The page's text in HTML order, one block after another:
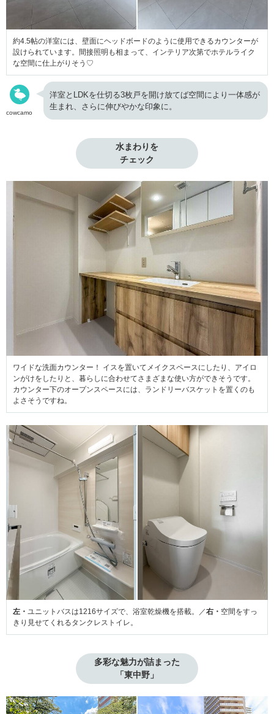
約4.5帖の洋室には、壁面にヘッドボードのように使用できるカウンターが
設けられています。間接照明も相まって、インテリア次第でホテルライク
な空間に仕上がりそう♡
cowcamo
洋室とLDKを仕切る3枚戸を開け放てば空間により一体感が
生まれ、さらに伸びやかな印象に。
水まわりを
チェック
ワイドな洗面カウンター！ イスを置いてメイクスペースにしたり、アイロ
ンがけをしたりと、暮らしに合わせてさまざまな使い方ができそうです。
カウンター下のオープンスペースには、ランドリーバスケットを置くのも
よさそうですね。
左・ ユニットバスは1216サイズで、浴室乾燥機を搭載。／右・ 空間をすっ
きり見せてくれるタンクレストイレ。
多彩な魅力が詰まった
「東中野」